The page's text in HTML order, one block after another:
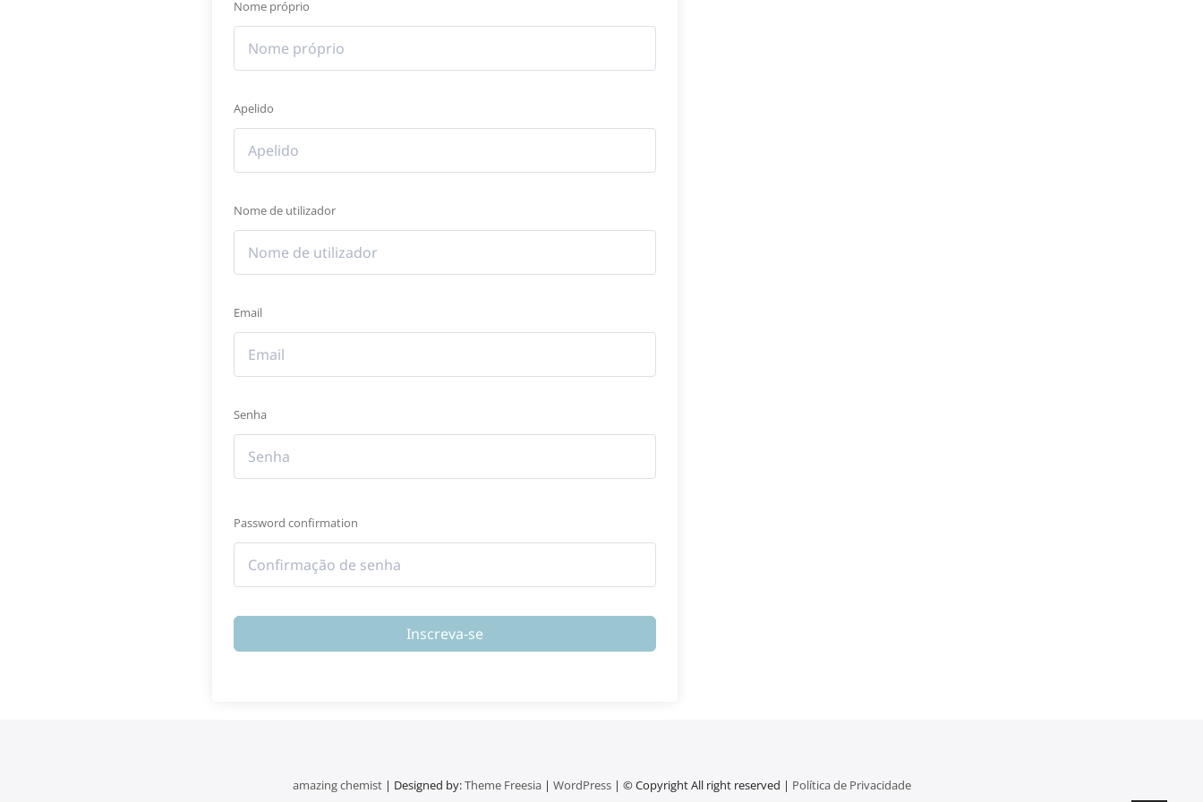
Nome próprio
Apelido
Nome de utilizador
Email
Senha
Password confirmation
Inscreva-se
amazing chemist| Designed by:Theme Freesia| WordPress| © Copyright All right reserved | Política de Privacidade